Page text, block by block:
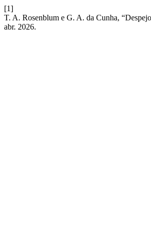
[1]
T. A. Rosenblum e G. A. da Cunha,
abr. 2026.